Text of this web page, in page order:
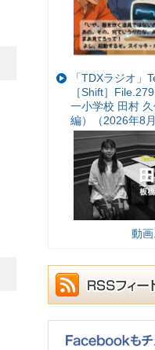
「TDXラジオ」
［Shift］
一小学校 田村
編）（2026年8月
動